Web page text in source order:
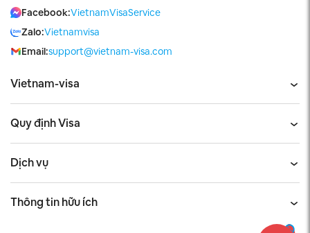
Vietnam-visa
Quy định Visa
Dịch vụ
Thông tin hữu ích
Facebook:VietnamVisaService
Zalo:Vietnamvisa
Email:support@vietnam-visa.com